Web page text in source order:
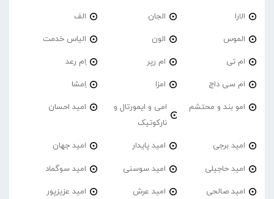
الارا الجان الف
الموس الون الیاس خدمت
ام تی ام رپر اِم رعد
ام سی داج امزا اِمشا
امو بند و محتشم
امی و ایمورتال و
نارکوتیک
امید احسان
امید برجی امید پایدار امید جهان
امید حاجیلی امید سوسنی امید سوگماد
امید صالحی امید عرش امید عزیزپور